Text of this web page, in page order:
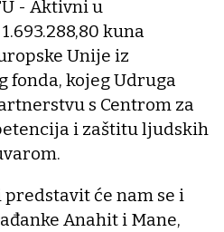
- Aktivni u
kuna
Unije iz
fonda, kojeg Udruga
s Centrom za
i zaštitu ljudskih
će nam se i
Anahit i Mane,